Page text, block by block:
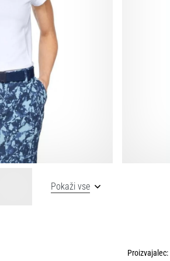
Pokaži vse
Proizvajalec: